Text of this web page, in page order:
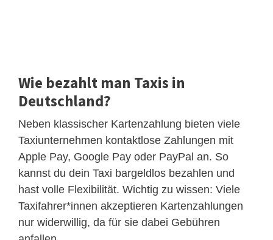
Wie bezahlt man Taxis in
Deutschland?
Neben klassischer Kartenzahlung bieten viele
Taxiunternehmen kontaktlose Zahlungen mit
Apple Pay, Google Pay oder PayPal an. So
kannst du dein Taxi bargeldlos bezahlen und
hast volle Flexibilität. Wichtig zu wissen: Viele
Taxifahrer*innen akzeptieren Kartenzahlungen
nur widerwillig, da für sie dabei Gebühren